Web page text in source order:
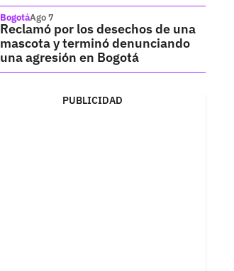
BogotáAgo 7
Reclamó por los desechos de una
mascota y terminó denunciando
una agresión en Bogotá
PUBLICIDAD